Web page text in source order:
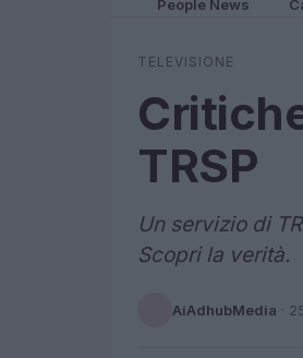
People News
TELEVISIONE
TRSP
Un servizio di
Scopri la verità.
AiAdhubMedia ·